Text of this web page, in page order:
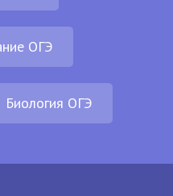
ОГЭ
Биология ОГЭ